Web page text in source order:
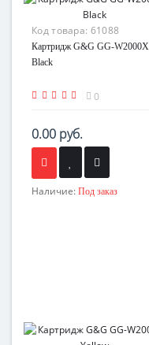
Код товара: 61088
Картридж G&G GG-W2000X
Black
0
0.00 руб.
Наличие: Под заказ